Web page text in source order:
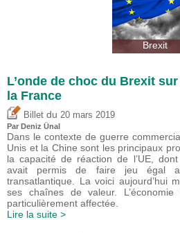
Brexit
L’onde de choc du Brexit
la France
Billet du 20 mars 2019
Par Deniz Ünal
Dans le contexte de guerre
Unis et la Chine sont les principaux
la capacité de réaction de l’UE,
avait permis de faire jeu égal
transatlantique. La voici aujourd’hui
ses chaînes de valeur.
particulièrement affectée.
Lire la suite >